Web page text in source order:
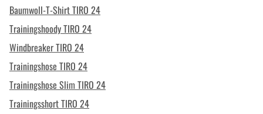
Baumwoll-T-Shirt TIRO 24
Trainingshoody TIRO 24
Windbreaker TIRO 24
Trainingshose TIRO 24
Trainingshose Slim TIRO 24
Trainingsshort TIRO 24